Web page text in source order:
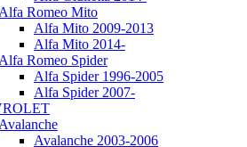
Alfa Romeo Mito
Alfa Mito 2009-2013
Alfa Mito 2014-
Alfa Romeo Spider
Alfa Spider 1996-2005
Alfa Spider 2007-
Avalanche
Avalanche 2003-2006